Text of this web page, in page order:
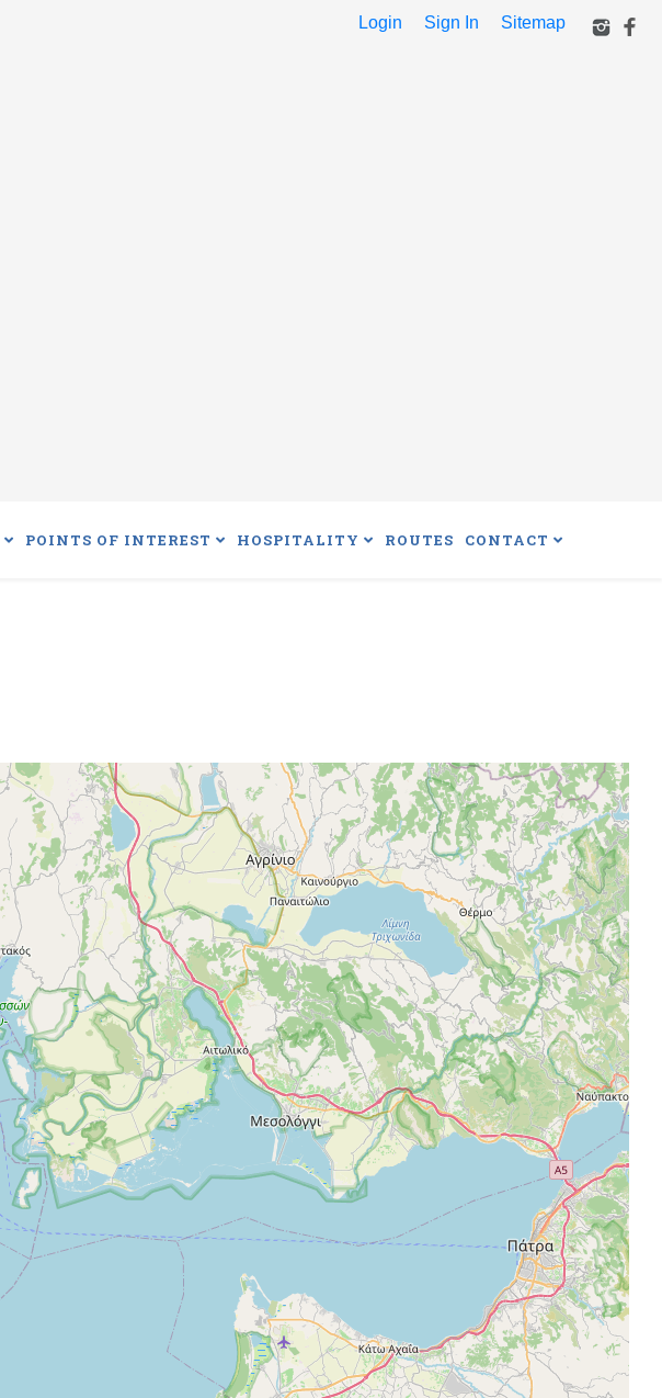
Login Sign In Sitemap
POINTS OF INTEREST HOSPITALITY ROUTES CONTACT